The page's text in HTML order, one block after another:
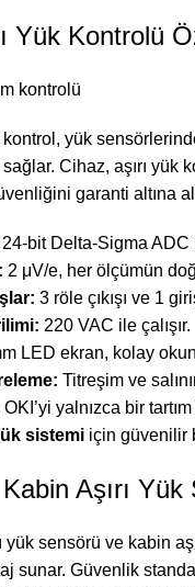
Yük Kontrolü
kontrolü
kontrol, yük
Cihaz, aşırı yük
garanti altına
24-bit Delta-Sigma
2 μV/e, her ölçümün
3 röle çıkışı ve 1
220 VAC ile çalışır.
LED ekran, kolay
Titreşim ve
OKI ’yi yalnızca bir
sistemi için güvenilir
Aşırı
yük sensörü ve kabin
sunar. Güvenlik